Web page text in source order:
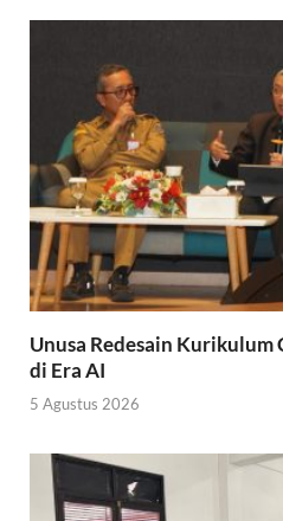
Unusa Redesain Kurikulum
di Era AI
5 Agustus 2026